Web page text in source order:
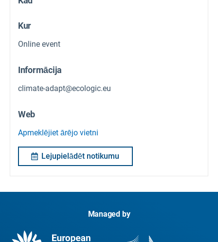
Kur
Online event
Informācija
climate-adapt@ecologic.eu
Web
Apmeklējiet ārējo vietni
Lejupielādēt notikumu
Managed by